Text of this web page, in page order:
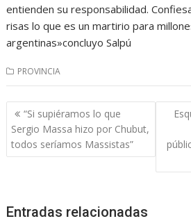
entienden su responsabilidad.
risas lo que es un martirio para
argentinas»concluyo Salpú
PROVINCIA
Navegación
de
entradas
“Si supiéramos lo que
Sergio Massa hizo por Chubut,
todos seríamos Massistas”
Entradas relacionadas